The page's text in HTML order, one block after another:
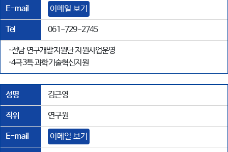
E-mail 이메일 보기
Tel 061-729-2745
·전남 연구개발지원단 지원사업운영
·4극3특 과학기술혁신지원
성명 김근영
직위 연구원
E-mail 이메일 보기